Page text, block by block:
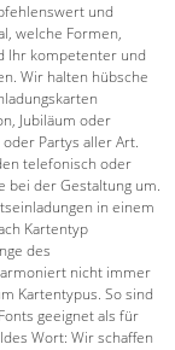
und
welche Formen,
Ihr kompetenter und
Wir halten hübsche
Jubiläum oder
Partys aller Art.
telefonisch oder
bei der Gestaltung um.
in einem
Kartentyp
des
nicht immer
Kartentypus. So sind
geeignet als für
Wort: Wir schaffen